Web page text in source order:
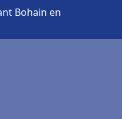
Bohain en